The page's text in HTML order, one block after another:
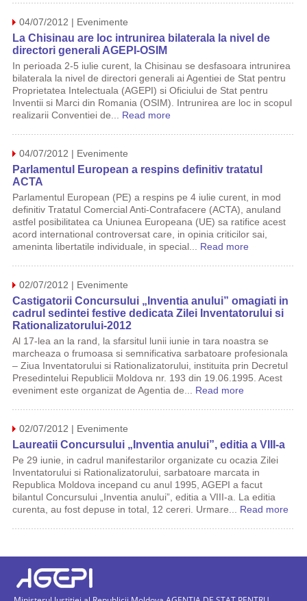
04/07/2012 | Evenimente
La Chisinau are loc intrunirea bilaterala la nivel de
directori generali AGEPI-OSIM
In perioada 2-5 iulie curent, la Chisinau se desfasoara intrunirea
bilaterala la nivel de directori generali ai Agentiei de Stat pentru
Proprietatea Intelectuala (AGEPI) si Oficiului de Stat pentru
Inventii si Marci din Romania (OSIM). Intrunirea are loc in scopul
realizarii Conventiei de... Read more
04/07/2012 | Evenimente
Parlamentul European a respins definitiv tratatul
ACTA
Parlamentul European (PE) a respins pe 4 iulie curent, in mod
definitiv Tratatul Comercial Anti-Contrafacere (ACTA), anuland
astfel posibilitatea ca Uniunea Europeana (UE) sa ratifice acest
acord international controversat care, in opinia criticilor sai,
ameninta libertatile individuale, in special... Read more
02/07/2012 | Evenimente
Castigatorii Concursului „Inventia anului” omagiati in
cadrul sedintei festive dedicata Zilei Inventatorului si
Rationalizatorului-2012
Al 17-lea an la rand, la sfarsitul lunii iunie in tara noastra se
marcheaza o frumoasa si semnificativa sarbatoare profesionala
– Ziua Inventatorului si Rationalizatorului, instituita prin Decretul
Presedintelui Republicii Moldova nr. 193 din 19.06.1995. Acest
eveniment este organizat de Agentia de... Read more
02/07/2012 | Evenimente
Laureatii Concursului „Inventia anului”, editia a VIII-a
Pe 29 iunie, in cadrul manifestarilor organizate cu ocazia Zilei
Inventatorului si Rationalizatorului, sarbatoare marcata in
Republica Moldova incepand cu anul 1995, AGEPI a facut
bilantul Concursului „Inventia anului”, editia a VIII-a. La editia
curenta, au fost depuse in total, 12 cereri. Urmare... Read more